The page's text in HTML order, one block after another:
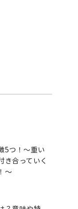
5つ！〜重い
き合っていく
～